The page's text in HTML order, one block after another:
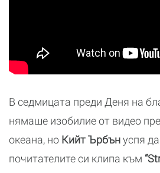
В седмицата преди Деня на
нямаше изобилие от видео
океана, но Кийт Ърбънуспя
почитателите си клипа към